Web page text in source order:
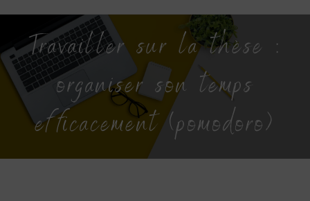
Travailler sur la thèse :
organiser son temps
efficacement (pomodoro)